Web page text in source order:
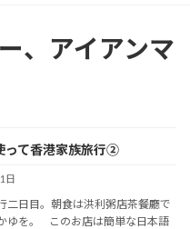
、アイアンマ
って香港家族旅行②
日
二日目。朝食は洪利粥店茶餐廳で
ゆを。 このお店は簡単な日本語